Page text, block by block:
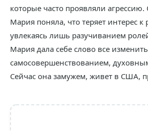
которые часто проявляли
Мария поняла, что теряет интерес
увлекаясь лишь разучиванием
Мария дала себе слово все
самосовершенствованием,
Сейчас она замужем, живет в США,